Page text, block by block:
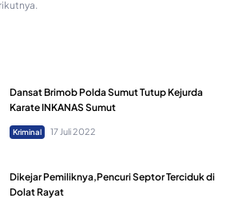
Dansat Brimob Polda Sumut Tutup Kejurda
Karate INKANAS Sumut
Kriminal 17 Juli 2022
Dikejar Pemiliknya,Pencuri Septor Terciduk di
Dolat Rayat